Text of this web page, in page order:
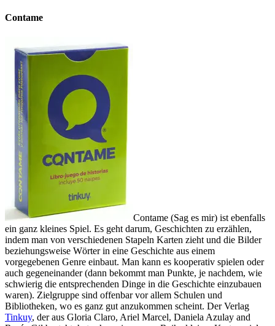
Contame
Contame (Sag es mir) ist ebenfalls
ein ganz kleines Spiel. Es geht darum, Geschichten zu erzählen,
indem man von verschiedenen Stapeln Karten zieht und die Bilder
beziehungsweise Wörter in eine Geschichte aus einem
vorgegebenen Genre einbaut. Man kann es kooperativ spielen oder
auch gegeneinander (dann bekommt man Punkte, je nachdem, wie
schwierig die entsprechenden Dinge in die Geschichte einzubauen
waren). Zielgruppe sind offenbar vor allem Schulen und
Bibliotheken, wo es ganz gut anzukommen scheint. Der Verlag
Tinkuy, der aus Gloria Claro, Ariel Marcel, Daniela Azulay and